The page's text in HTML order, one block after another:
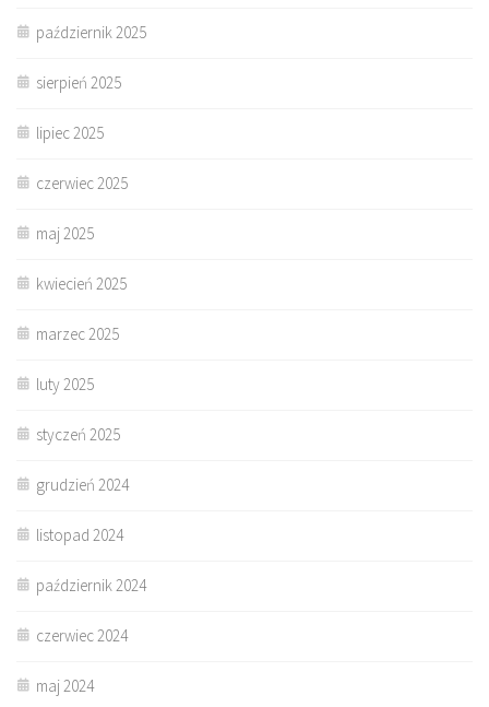
październik 2025
sierpień 2025
lipiec 2025
czerwiec 2025
maj 2025
kwiecień 2025
marzec 2025
luty 2025
styczeń 2025
grudzień 2024
listopad 2024
październik 2024
czerwiec 2024
maj 2024